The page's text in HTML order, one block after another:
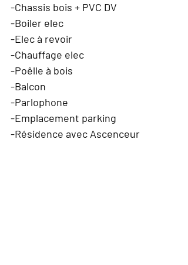
-Chassis bois + PVC DV
-Boiler elec
-Elec à revoir
-Chauffage elec
-Poêlle à bois
-Balcon
-Parlophone
-Emplacement parking
-Résidence avec Ascenceur